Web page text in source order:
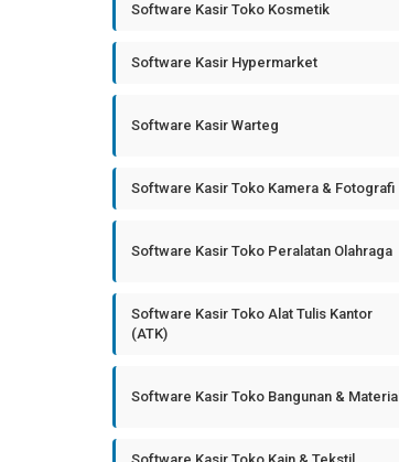
Software Kasir Toko Kosmetik
Software Kasir Hypermarket
Software Kasir Warteg
Software Kasir Toko Kamera & Fotografi
Software Kasir Toko Peralatan Olahraga
Software Kasir Toko Alat Tulis Kantor
(ATK)
Software Kasir Toko Bangunan & Material